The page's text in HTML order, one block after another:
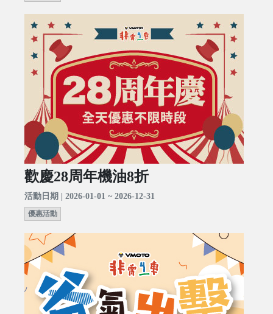
歡慶28周年機油8折
活動日期 | 2026-01-01 ~ 2026-12-31
優惠活動